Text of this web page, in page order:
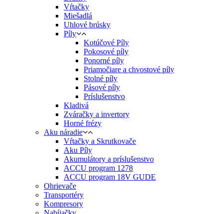
Vŕtačky
Miešadlá
Uhlové brúsky
Píly
Kotúčové Píly
Pokosové píly
Ponorné píly
Priamočiare a chvostové píly
Stolné píly
Pásové píly
Príslušenstvo
Kladivá
Zváračky a invertory
Horné frézy
Aku náradie
Vŕtačky a Skrutkovače
Aku Píly
Akumulátory a príslušenstvo
ACCU program 1278
ACCU program 18V GUDE
Ohrievače
Transportéry
Kompresory